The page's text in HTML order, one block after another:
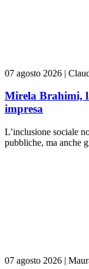
07 agosto 2026 |
Mirela Brahimi,
impresa
L’inclusione sociale
pubbliche, ma anche
07 agosto 2026 |